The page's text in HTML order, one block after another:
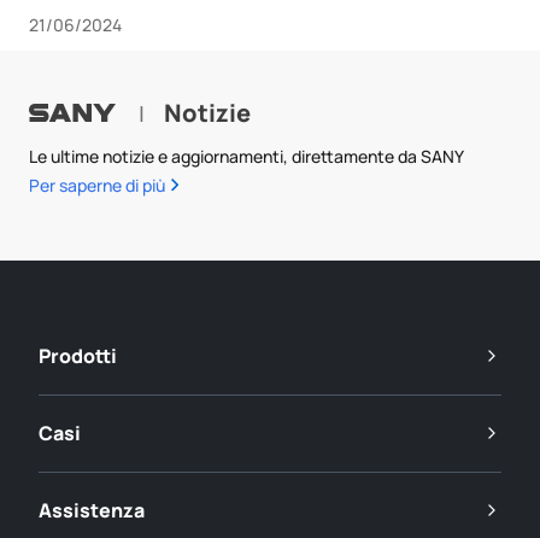
21/06/2024
| Notizie
Le ultime notizie e aggiornamenti, direttamente da SANY
Per saperne di più
Prodotti
Casi
Assistenza